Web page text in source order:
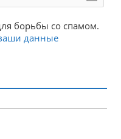
борьбы со спамом.
данные